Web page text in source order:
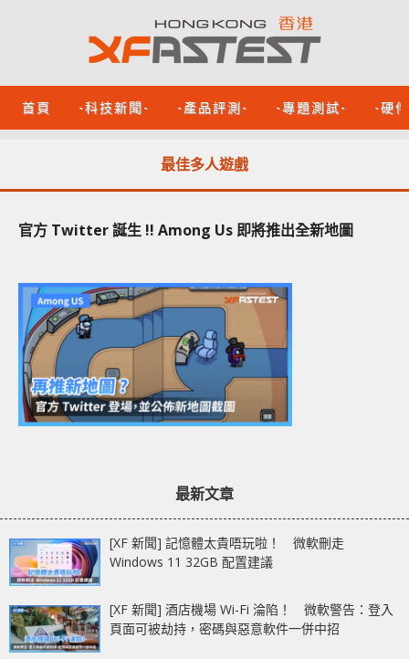
首頁 -科技新聞- -產品評測- -專題測試- -硬
最佳多人遊戲
官方 Twitter 誕生 !! Among Us 即將推出全新地圖
最新文章
[XF 新聞] 記憶體太貴唔玩啦！ 微軟刪走
Windows 11 32GB 配置建議
[XF 新聞] 酒店機場 Wi-Fi 淪陷！ 微軟警告：登入
頁面可被劫持，密碼與惡意軟件一併中招